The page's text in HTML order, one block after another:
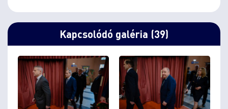
Kapcsolódó galéria (39)